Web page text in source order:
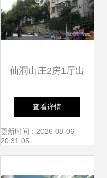
仙洞山庄2房1厅出
租 湖里区优质学区
房，南北通透中装
查看详情
更新时间：2026-08-06
20:31:05